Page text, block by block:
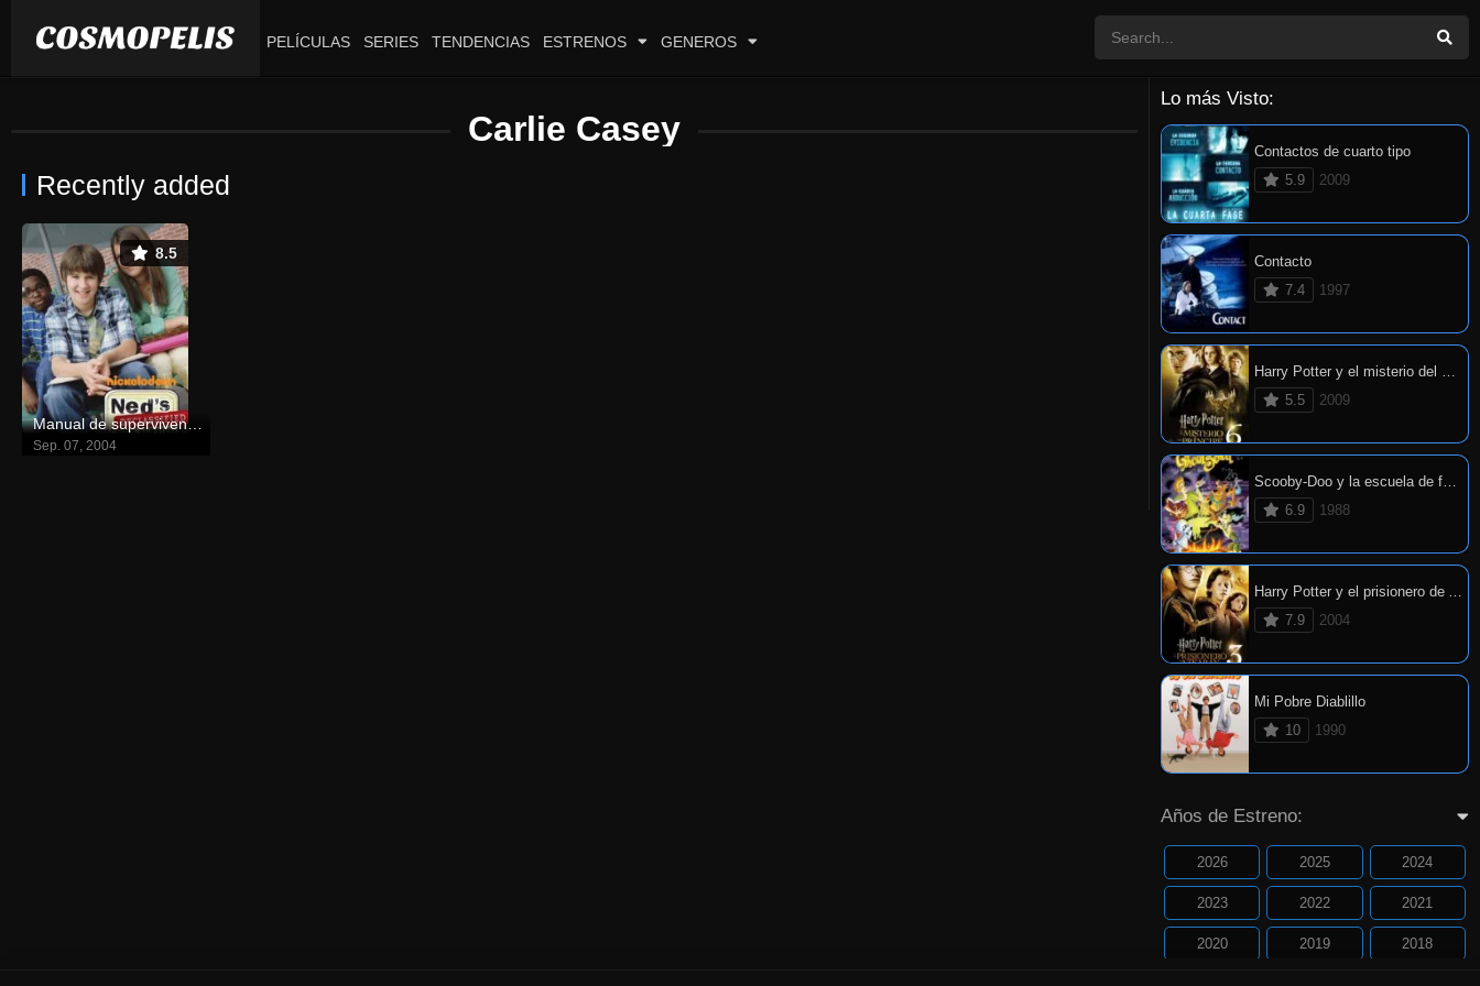
PELÍCULAS SERIES TENDENCIAS ESTRENOS GENEROS
Carlie Casey
Recently added
8.5
Manual de supervivencia escolar de Ned
Sep. 07, 2004
Lo más Visto:
Contactos de cuarto tipo
5.9
2009
Contacto
7.4
1997
Harry Potter y el misterio del príncipe
5.5
2009
Scooby-Doo y la escuela de fantasmas
6.9
1988
Harry Potter y el prisionero de Azkaban
7.9
2004
Mi Pobre Diablillo
10
1990
Años de Estreno:
2026 2025 2024
2023 2022 2021
2020 2019 2018